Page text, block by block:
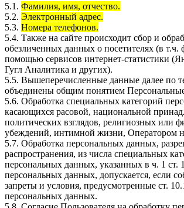
5.1. Фамилия, имя, отчество.
5.2. Электронный адрес.
5.3. Номера телефонов.
5.4. Также на сайте происходит сбор и
обезличенных данных о посетителях (в т.ч.
помощью сервисов интернет-статистики
Гугл Аналитика и других).
5.5. Вышеперечисленные данные далее по
объединены общим понятием
5.6. Обработка специальных категорий
касающихся расовой, национальной
политических взглядов, религиозных или
убеждений, интимной жизни, Оператором
5.7. Обработка персональных данных,
распространения, из числа специальных
персональных данных, указанных в ч. 1 ст.
персональных данных, допускается, если
запреты и условия, предусмотренные ст.
персональных данных.